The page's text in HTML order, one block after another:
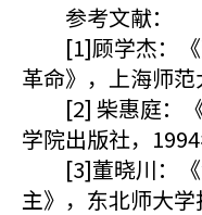
参考文献：
[1]顾学杰：《
革命》，上海师
[2] 柴惠庭：《
学院出版社，
[3]董晓川：《
主》，东北师大